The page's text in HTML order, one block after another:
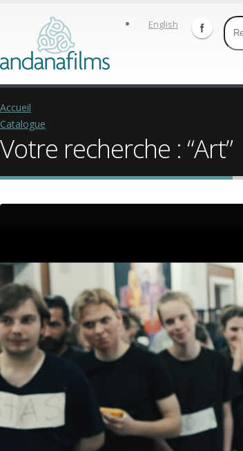
English
Accueil
Catalogue
Votre recherche : “Art”